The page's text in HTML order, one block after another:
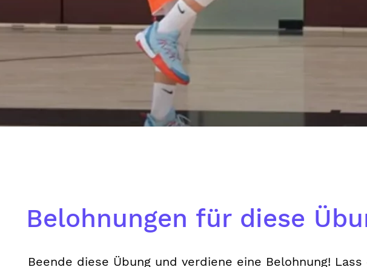
Belohnungen für diese
Beende diese Übung und verdiene eine Belohnung! Lass